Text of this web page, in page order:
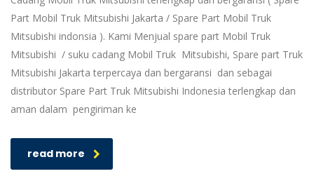
Part Mobil Truk Mitsubishi Jakarta / Spare Part Mobil Truk
Mitsubishi indonsia ). Kami Menjual spare part Mobil Truk
Mitsubishi / suku cadang Mobil Truk Mitsubishi, Spare part Truk
Mitsubishi Jakarta terpercaya dan bergaransi dan sebagai
distributor Spare Part Truk Mitsubishi Indonesia terlengkap dan
aman dalam pengiriman ke
read more